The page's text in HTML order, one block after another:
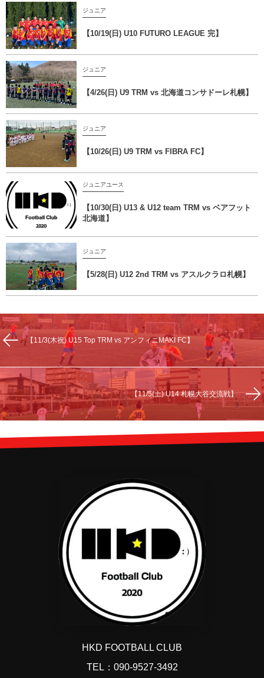
ジュニア
【10/19(日) U10 FUTURO LEAGUE 完】
ジュニア
【4/26(日) U9 TRM vs 北海道コンサドーレ札幌】
ジュニア
【10/26(日) U9 TRM vs FIBRA FC】
ジュニアユース
【10/30(日) U13 & U12 team TRM vs ベアフット
北海道】
ジュニア
【5/28(日) U12 2nd TRM vs アスルクラロ札幌】
【11/3(木祝) U15 Top TRM vs アンフィニMAKI FC】
【11/5(土) U14 札幌大谷交流戦】
HKD FOOTBALL CLUB
TEL：090-9527-3492